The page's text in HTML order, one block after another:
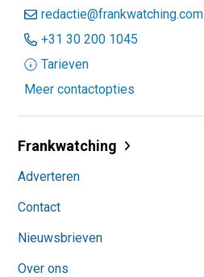
redactie@frankwatching.com
+31 30 200 1045
Tarieven
Meer contactopties
Frankwatching
Adverteren
Contact
Nieuwsbrieven
Over ons